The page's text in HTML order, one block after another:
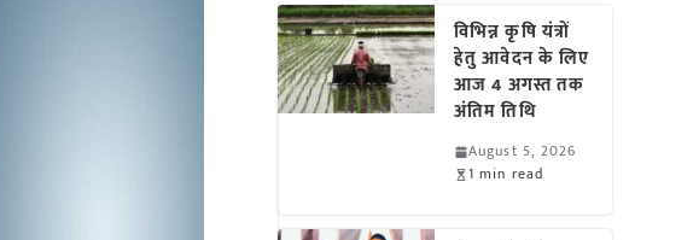
विभिन्न कृषि यंत्रों
हेतु आवेदन के लिए
आज 4 अगस्त तक
अंतिम तिथि
August 5, 2026
1 min read